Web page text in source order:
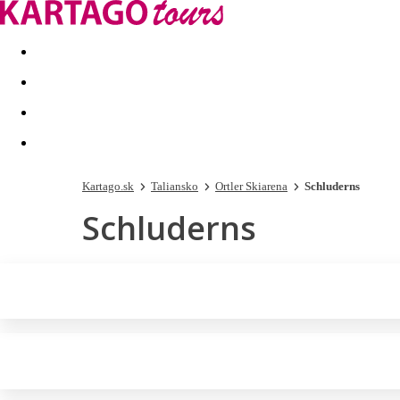
Last minute Dovolenkové kluby
Kartago.sk Taliansko Ortler Skiarena Schluderns
Schluderns